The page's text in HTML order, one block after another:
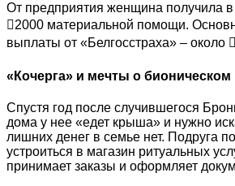
От предприятия женщина получила
2000 материальной помощи.
выплаты от «Белгосстраха» – около
«Кочерга» и мечты о бионическом
Спустя год после случившегося
дома у нее «едет крыша» и нужно
лишних денег в семье нет. Подруга
устроиться в магазин ритуальных
принимает заказы и оформляет